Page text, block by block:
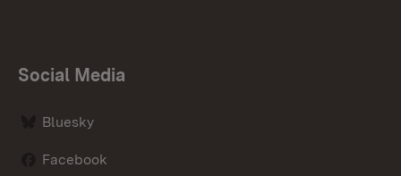
Social Media
Bluesky
Facebook